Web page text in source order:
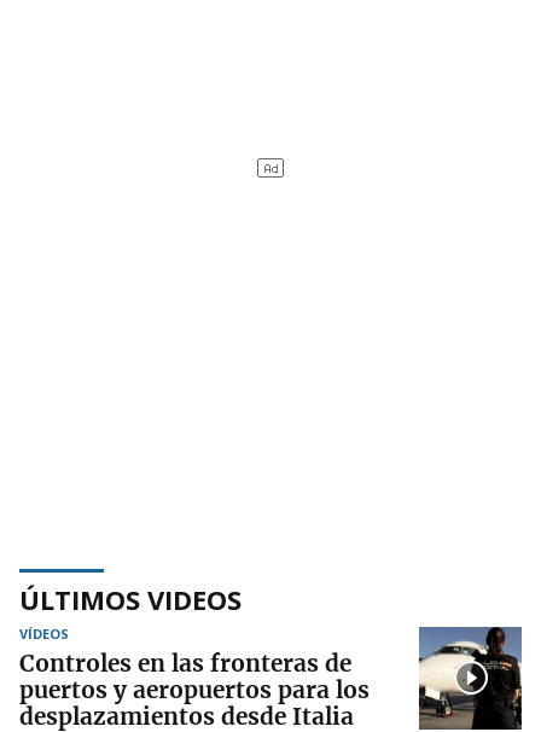
ÚLTIMOS VIDEOS
VÍDEOS
Controles en las fronteras de
puertos y aeropuertos para los
desplazamientos desde Italia